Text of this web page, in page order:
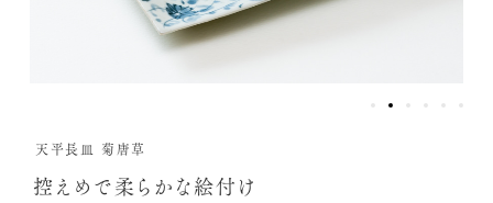
天平長皿 菊唐草
控えめで柔らかな絵付け